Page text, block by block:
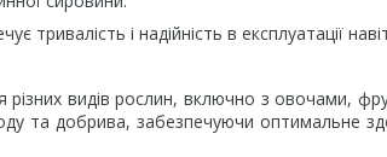
тривалість і надійність в експлуатації
різних видів рослин, включно з овочами,
та добрива, забезпечуючи оптимальне